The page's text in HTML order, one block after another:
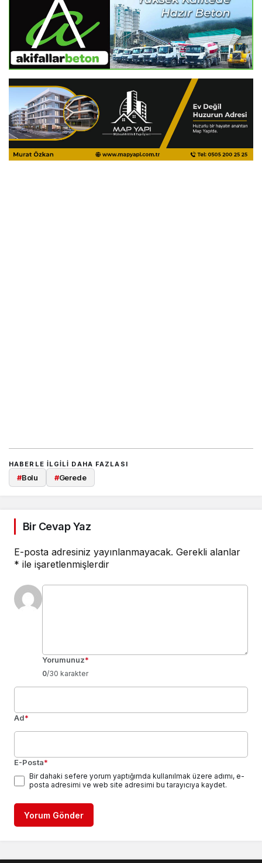
HABERLE ILGILI DAHA FAZLASI
#Bolu #Gerede
Bir Cevap Yaz
E-posta adresiniz yayınlanmayacak. Gerekli alanlar
* ile işaretlenmişlerdir
Yorumunuz*
0/30 karakter
Ad*
E-Posta*
Bir dahaki sefere yorum yaptığımda kullanılmak üzere adımı, e-
posta adresimi ve web site adresimi bu tarayıcıya kaydet.
Yorum Gönder